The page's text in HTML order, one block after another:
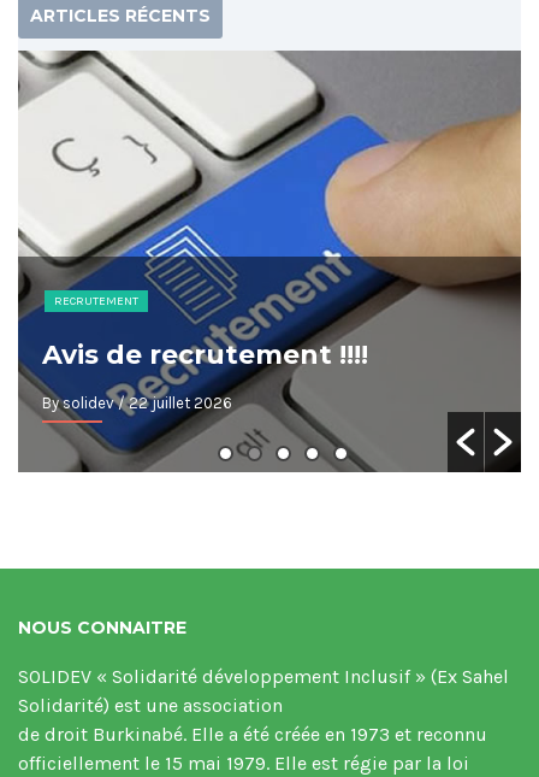
ARTICLES RÉCENTS
RECRUTEMENT
Avis de recrutement !!!!
By solidev/ 22 juillet 2026
NOUS CONNAITRE
SOLIDEV « Solidarité développement Inclusif » (Ex Sahel
Solidarité) est une association
de droit Burkinabé. Elle a été créée en 1973 et reconnu
officiellement le 15 mai 1979. Elle est régie par la loi